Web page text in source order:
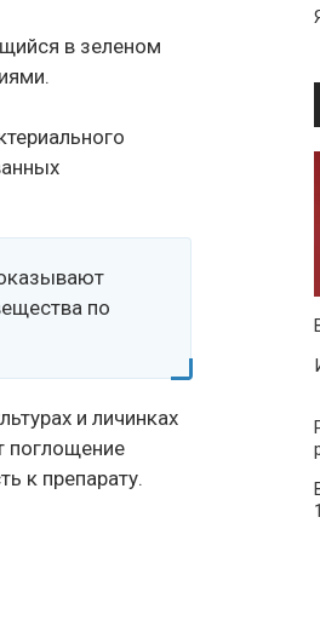
в зеленом
по
и личинках
поглощение
к препарату.